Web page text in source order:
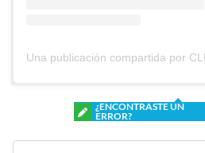
¿ENCONTRASTE UN
ERROR?